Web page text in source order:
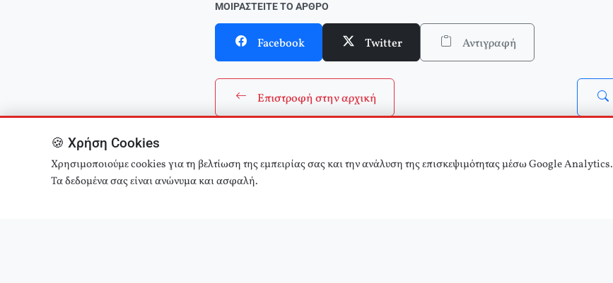
ΜΟΙΡΑΣΤΕΊΤΕ ΤΟ ΆΡΘΡΟ
Facebook Twitter Αντιγραφή
Επιστροφή στην αρχική
🍪 Χρήση Cookies
Χρησιμοποιούμε cookies για τη βελτίωση της εμπειρίας σας και την ανάλυση της επισκεψιμότητας μέσω Google Analytics.
Τα δεδομένα σας είναι ανώνυμα και ασφαλή.